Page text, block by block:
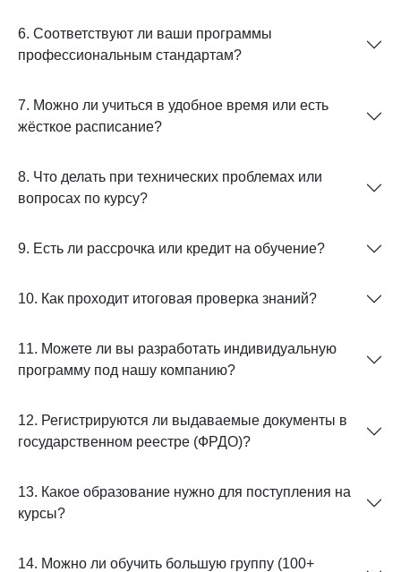
6. Соответствуют ли ваши программы
профессиональным стандартам?
7. Можно ли учиться в удобное время или есть
жёсткое расписание?
8. Что делать при технических проблемах или
вопросах по курсу?
9. Есть ли рассрочка или кредит на обучение?
10. Как проходит итоговая проверка знаний?
11. Можете ли вы разработать индивидуальную
программу под нашу компанию?
12. Регистрируются ли выдаваемые документы в
государственном реестре (ФРДО)?
13. Какое образование нужно для поступления на
курсы?
14. Можно ли обучить большую группу (100+